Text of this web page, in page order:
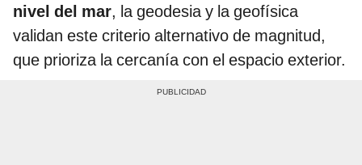
nivel del mar, la geodesia y la geofísica
validan este criterio alternativo de magnitud,
que prioriza la cercanía con el espacio exterior.